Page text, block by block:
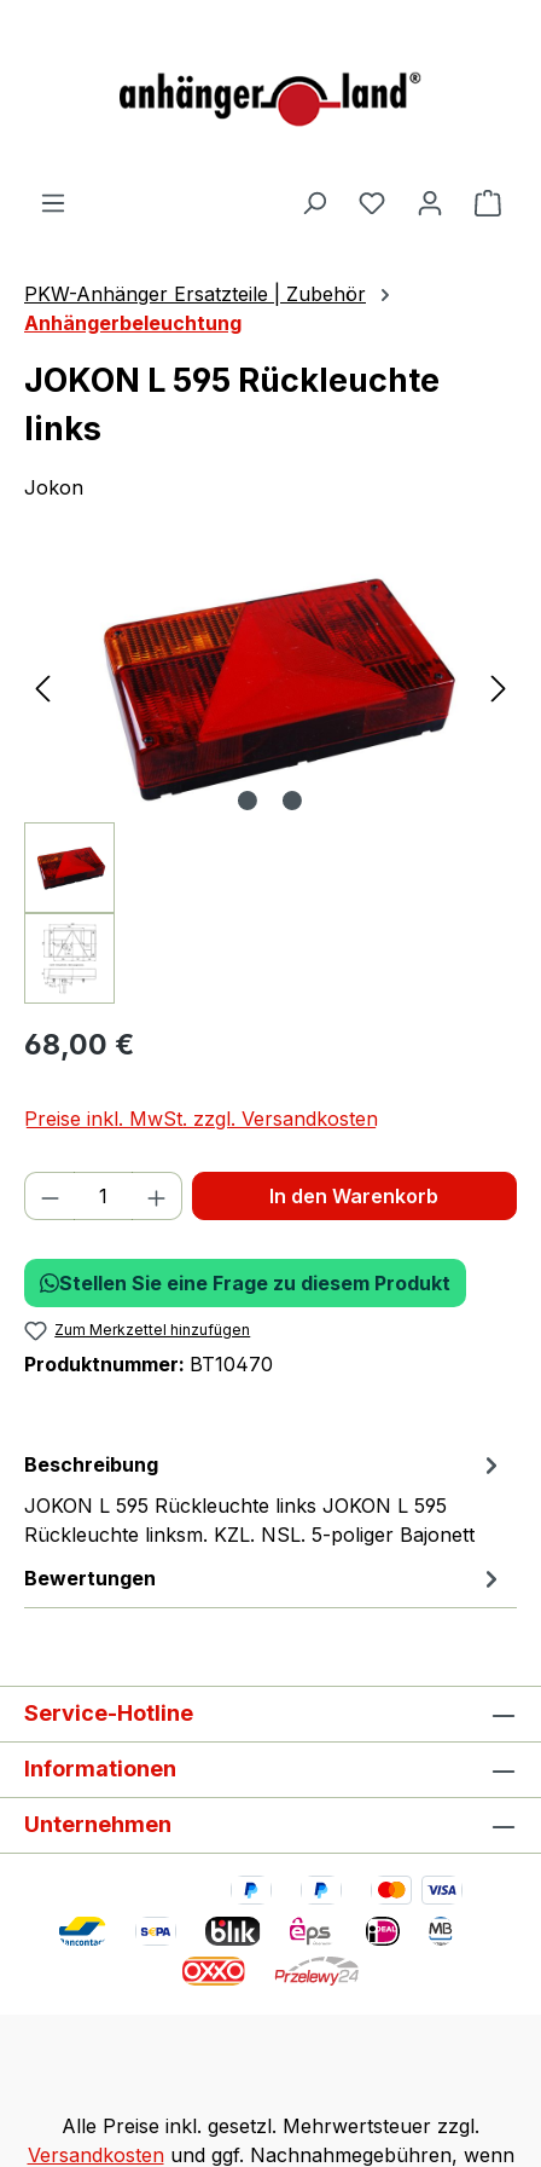
PKW-Anhänger Ersatzteile | Zubehör
Anhängerbeleuchtung
JOKON L 595 Rückleuchte
links
Jokon
68,00 €
Preise inkl. MwSt. zzgl. Versandkosten
Produkt Anzahl: Gib den gewünschten
In den Warenkorb
Stellen Sie eine Frage zu diesem Produkt
Zum Merkzettel hinzufügen
Produktnummer: BT10470
Beschreibung
JOKON L 595 Rückleuchte links JOKON L 595
Rückleuchte linksm. KZL. NSL. 5-poliger Bajonett
Bewertungen
Service-Hotline
Informationen
Unternehmen
Alle Preise inkl. gesetzl. Mehrwertsteuer zzgl.
Versandkostenund ggf. Nachnahmegebühren, wenn